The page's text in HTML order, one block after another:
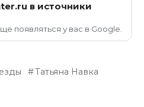
в источники
появляться у вас в Google.
Татьяна Навка